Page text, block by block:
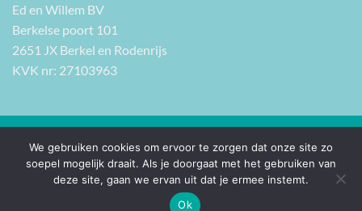
Ed en Willem BV
Berkelse poort 101
2651 JX Berkel en Rodenrijs
KVK nr: 27103963
PayPal IDeal Klarna
ALGEMENE VOORWAARDEN PRIVACY VERKLARING
VERZENDEN EN RETOUR
GARANTIE BETALING
We gebruiken cookies om ervoor te zorgen dat onze site zo
soepel mogelijk draait. Als je doorgaat met het gebruiken van
deze site, gaan we ervan uit dat je ermee instemt.
Ok